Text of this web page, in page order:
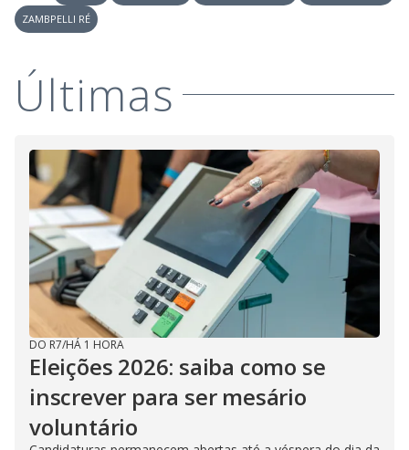
ZAMBPELLI RÉ
Últimas
DO R7/HÁ 1 HORA
Eleições 2026: saiba como se
inscrever para ser mesário
voluntário